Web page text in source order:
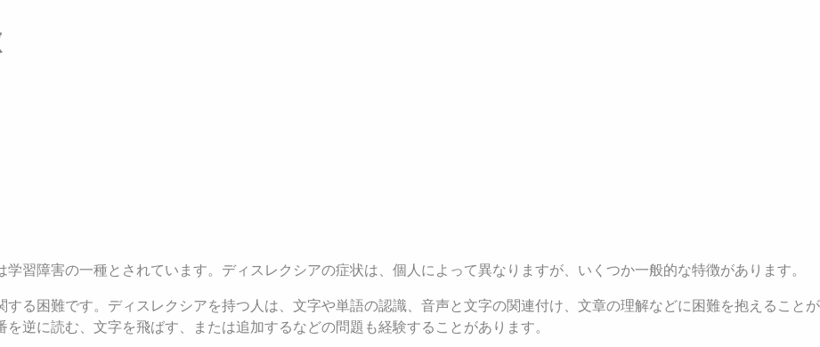
習障害の一種とされています。ディスレクシアの症状は、個人によって異なりますが、いくつか一般的な特徴があります。
る困難です。ディスレクシアを持つ人は、文字や単語の認識、音声と文字の関連付け、文章の理解などに困難を抱えることが
逆に読む、文字を飛ばす、または追加するなどの問題も経験することがあります。